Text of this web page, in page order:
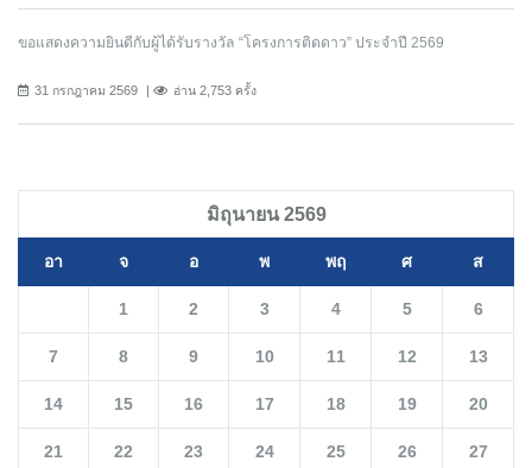
ขอแสดงความยินดีกับผู้ได้รับรางวัล “โครงการติดดาว” ประจำปี 2569
31 กรกฎาคม 2569 อ่าน 2,753 ครั้ง
มิถุนายน 2569
อา จ อ พ พฤ ศ ส
1 2 3 4 5 6
7 8 9 10 11 12 13
14 15 16 17 18 19 20
21 22 23 24 25 26 27